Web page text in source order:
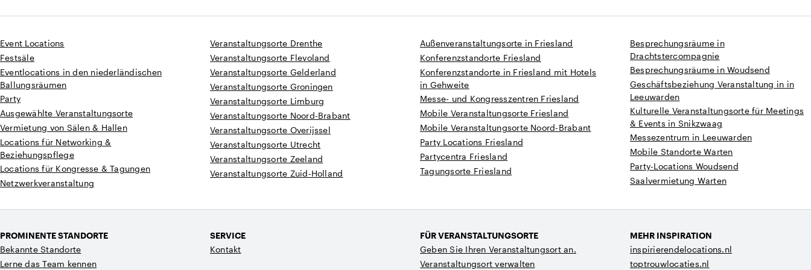
Event Locations
Festsäle
Eventlocations in den niederländischen
Ballungsräumen
Party
Ausgewählte Veranstaltungsorte
Vermietung von Sälen & Hallen
Locations für Networking &
Beziehungspflege
Locations für Kongresse & Tagungen
Netzwerkveranstaltung
Veranstaltungsorte Drenthe
Veranstaltungsorte Flevoland
Veranstaltungsorte Gelderland
Veranstaltungsorte Groningen
Veranstaltungsorte Limburg
Veranstaltungsorte Noord-Brabant
Veranstaltungsorte Overijssel
Veranstaltungsorte Utrecht
Veranstaltungsorte Zeeland
Veranstaltungsorte Zuid-Holland
Außenveranstaltungsorte in Friesland
Konferenzstandorte Friesland
Konferenzstandorte in Friesland mit Hotels
in Gehweite
Messe- und Kongresszentren Friesland
Mobile Veranstaltungsorte Friesland
Mobile Veranstaltungsorte Noord-Brabant
Party Locations Friesland
Partycentra Friesland
Tagungsorte Friesland
Besprechungsräume in
Drachtstercompagnie
Besprechungsräume in Woudsend
Geschäftsbeziehung Veranstaltung in in
Leeuwarden
Kulturelle Veranstaltungsorte für Meetings
& Events in Snikzwaag
Messezentrum in Leeuwarden
Mobile Standorte Warten
Party-Locations Woudsend
Saalvermietung Warten
PROMINENTE STANDORTE
Bekannte Standorte
Lerne das Team kennen
SERVICE
Kontakt
FÜR VERANSTALTUNGSORTE
Geben Sie Ihren Veranstaltungsort an.
Veranstaltungsort verwalten
MEHR INSPIRATION
inspirierendelocations.nl
toptrouwlocaties.nl